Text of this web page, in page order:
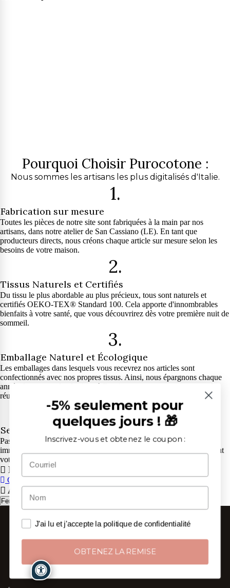
Pourquoi Choisir Purocotone :
Nous sommes les artisans les plus digitalisés d'Italie.
1.
Fabrication sur mesure
Toutes les pièces de notre site sont fabriquées à la main par nos
artisans, dans notre atelier de San Cassiano (LE). En tant que
producteurs directs, nous créons chaque article sur mesure selon les
besoins de votre maison.
2.
Tissus Naturels et Certifiés
Du tissu le plus abordable au plus précieux, tous sont naturels et
certifiés OEKO-TEX® Standard 100. Cela apporte d'innombrables
bienfaits à votre santé, que vous découvrirez dès votre première nuit de
sommeil.
3.
Emballage Naturel et Écologique
Les emballages dans lesquels vous recevrez nos articles sont
confectionnés avec nos propres tissus. Ainsi, nous épargnons chaque
année des tonnes de plastique à l'environnement, et vous pourrez les
réutiliser.
4.
Service Client Exceptionnel
Pas de chatbot, mais de vraies personnes qui vous répondent
immédiatement. Contactez nos conseillers pour tout doute concernant
votre commande, du lundi au vendredi de 9h à 13h et de 14h à 18h.
Panier
CONTINUER ALLER AU PANIER
Attention
Fermer
-5% seulement pour
quelques jours ! 🎁
Inscrivez-vous et obtenez le coupon :
J'ai lu et j'accepte la politique de confidentialité
OBTENEZ LA REMISE